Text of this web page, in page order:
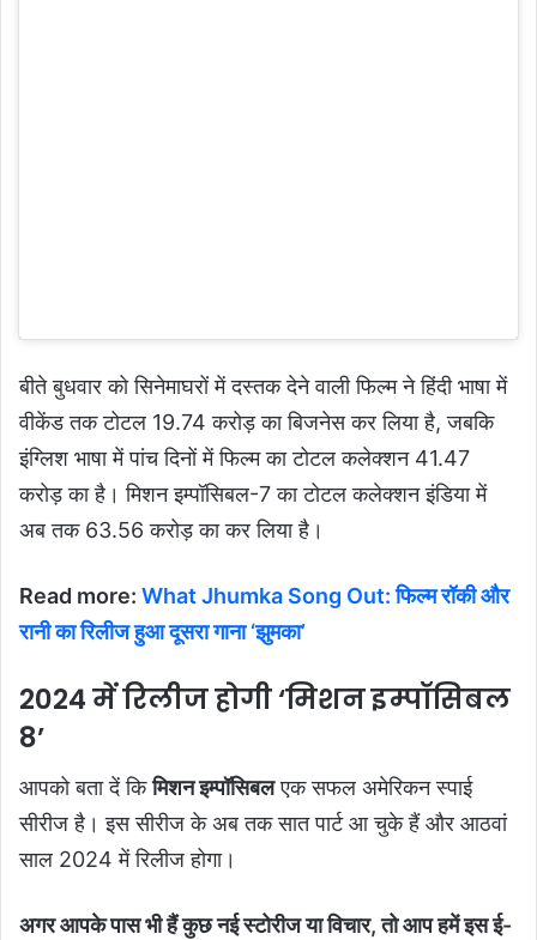
बीते बुधवार को सिनेमाघरों में दस्तक देने वाली फिल्म ने हिंदी भाषा में
वीकेंड तक टोटल 19.74 करोड़ का बिजनेस कर लिया है, जबकि
इंग्लिश भाषा में पांच दिनों में फिल्म का टोटल कलेक्शन 41.47
करोड़ का है। मिशन इम्पॉसिबल-7 का टोटल कलेक्शन इंडिया में
अब तक 63.56 करोड़ का कर लिया है।
Read more: What Jhumka Song Out: फिल्म रॉकी और
रानी का रिलीज हुआ दूसरा गाना ‘झुमका’
2024में रिलीज होगी‘मिशन इम्पॉसिबल
8’
आपको बता दें किमिशन इम्पॉसिबलएक सफल अमेरिकन स्पाई
सीरीज है। इस सीरीज के अब तक सात पार्ट आ चुके हैं और आठवां
साल 2024 में रिलीज होगा।
अगर आपके पास भी हैं कुछ नई स्टोरीज या विचार, तो आप हमें इस ई-